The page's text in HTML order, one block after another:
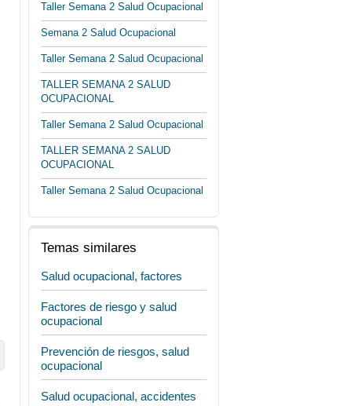
Taller Semana 2 Salud Ocupacional
Semana 2 Salud Ocupacional
Taller Semana 2 Salud Ocupacional
TALLER SEMANA 2 SALUD
OCUPACIONAL
Taller Semana 2 Salud Ocupacional
TALLER SEMANA 2 SALUD
OCUPACIONAL
Taller Semana 2 Salud Ocupacional
Temas similares
Salud ocupacional, factores
Factores de riesgo y salud
ocupacional
Prevención de riesgos, salud
ocupacional
Salud ocupacional, accidentes